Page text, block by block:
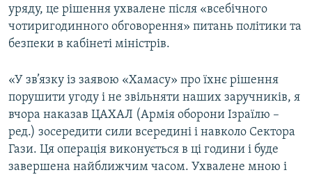
Усі сайти RFE/RL
уряду, це рішення ухвалене після «всебічного
чотиригодинного обговорення» питань політики та
безпеки в кабінеті міністрів.
«У зв’язку із заявою «Хамасу» про їхнє рішення
порушити угоду і не звільняти наших заручників, я
вчора наказав ЦАХАЛ (Армія оборони Ізраїлю –
ред.) зосередити сили всередині і навколо Сектора
Гази. Ця операція виконується в ці години і буде
завершена найближчим часом. Ухвалене мною і